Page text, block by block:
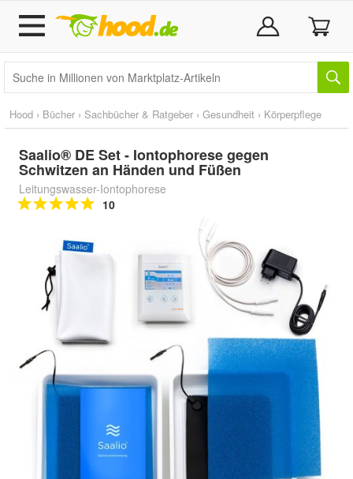
Hood › Bücher › Sachbücher & Ratgeber › Gesundheit › Körperpflege
Saalio® DE Set - Iontophorese gegen
Schwitzen an Händen und Füßen
Leitungswasser-Iontophorese
10